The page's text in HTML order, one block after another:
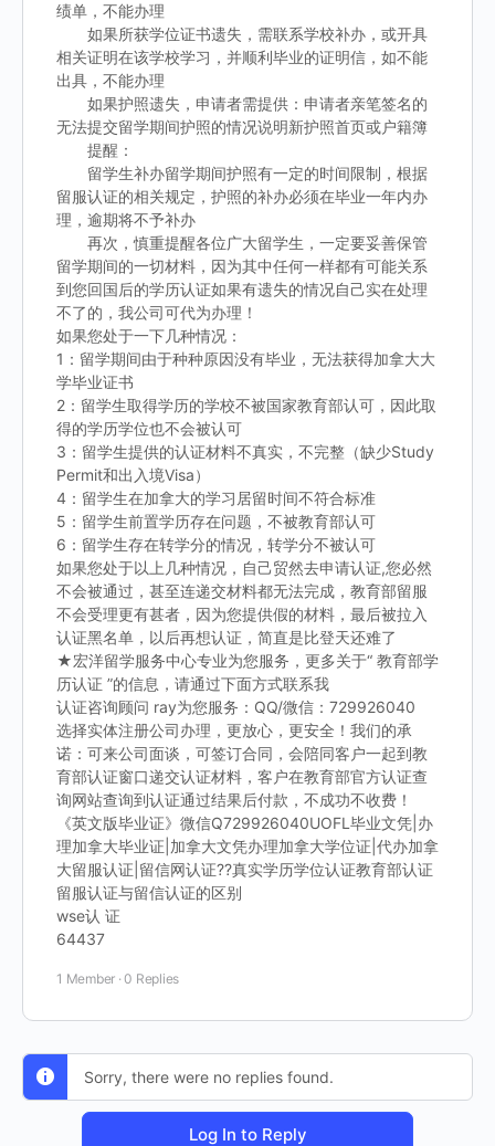
绩单，不能办理
如果所获学位证书遗失，需联系学校补办，或开具
相关证明在该学校学习，并顺利毕业的证明信，如不能
出具，不能办理
如果护照遗失，申请者需提供：申请者亲笔签名的
无法提交留学期间护照的情况说明新护照首页或户籍簿
提醒：
留学生补办留学期间护照有一定的时间限制，根据
留服认证的相关规定，护照的补办必须在毕业一年内办
理，逾期将不予补办
再次，慎重提醒各位广大留学生，一定要妥善保管
留学期间的一切材料，因为其中任何一样都有可能关系
到您回国后的学历认证如果有遗失的情况自己实在处理
不了的，我公司可代为办理！
如果您处于一下几种情况：
1：留学期间由于种种原因没有毕业，无法获得加拿大大
学毕业证书
2：留学生取得学历的学校不被国家教育部认可，因此取
得的学历学位也不会被认可
3：留学生提供的认证材料不真实，不完整（缺少Study
Permit和出入境Visa）
4：留学生在加拿大的学习居留时间不符合标准
5：留学生前置学历存在问题，不被教育部认可
6：留学生存在转学分的情况，转学分不被认可
如果您处于以上几种情况，自己贸然去申请认证,您必然
不会被通过，甚至连递交材料都无法完成，教育部留服
不会受理更有甚者，因为您提供假的材料，最后被拉入
认证黑名单，以后再想认证，简直是比登天还难了
★宏洋留学服务中心专业为您服务，更多关于“ 教育部学
历认证 ”的信息，请通过下面方式联系我
认证咨询顾问 ray为您服务：QQ/微信：729926040
选择实体注册公司办理，更放心，更安全！我们的承
诺：可来公司面谈，可签订合同，会陪同客户一起到教
育部认证窗口递交认证材料，客户在教育部官方认证查
询网站查询到认证通过结果后付款，不成功不收费！
《英文版毕业证》微信Q729926040UOFL毕业文凭|办
理加拿大毕业证|加拿大文凭办理加拿大学位证|代办加拿
大留服认证|留信网认证??真实学历学位认证教育部认证
留服认证与留信认证的区别
wse认 证
64437
1 Member ·0 Replies
Sorry, there were no replies found.
Log In to Reply